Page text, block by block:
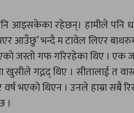
आइसकेका रहेछन्। हामीले पनि
आउँछु’ भन्दै म टावेल लिएर
जस्तो गफ गरिरहेका थिए । एक
खुसीले गद्गद् थिए । सीतालाई त
भएको थिएन । उनले हाम्रा सबै
।